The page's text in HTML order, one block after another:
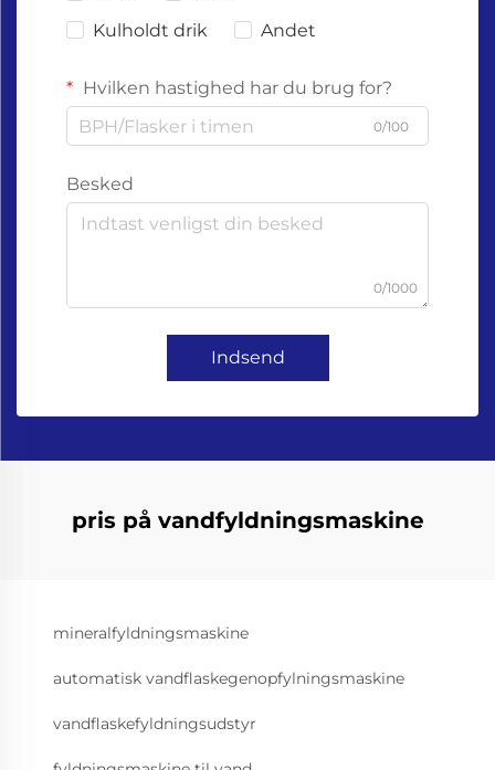
Kulholdt drik
Andet
Hvilken hastighed har du brug for?
0/100
Besked
0/1000
Indsend
pris på vandfyldningsmaskine
mineralfyldningsmaskine
automatisk vandflaskegenopfylningsmaskine
vandflaskefyldningsudstyr